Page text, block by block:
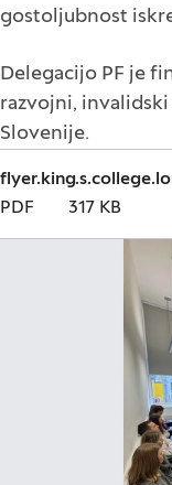
gostoljubnost
Delegacijo PF je
razvojni,
Slovenije.
PDF
317 KB